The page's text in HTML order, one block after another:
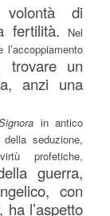
di
fertilità. Nel
trovare un
anzi una
in antico
seduzione,
profetiche,
guerra,
con
l’aspetto